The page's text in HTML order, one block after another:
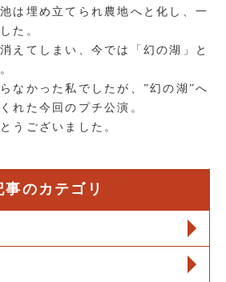
は埋め立てられ農地へと化し、一
た。
えてしまい、今では「幻の湖」と
なかった私でしたが、”幻の湖”へ
れた今回のプチ公演。
うございました。
事のカテゴリ